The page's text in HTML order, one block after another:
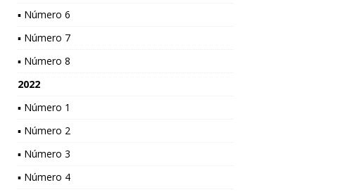
▪ Número 6
▪ Número 7
▪ Número 8
2022
▪ Número 1
▪ Número 2
▪ Número 3
▪ Número 4